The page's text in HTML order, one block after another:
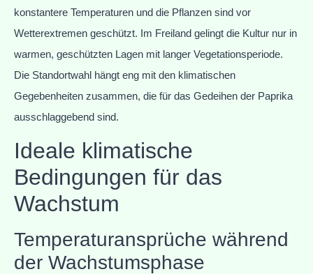
konstantere Temperaturen und die Pflanzen sind vor
Wetterextremen geschützt. Im Freiland gelingt die Kultur nur in
warmen, geschützten Lagen mit langer Vegetationsperiode.
Die Standortwahl hängt eng mit den klimatischen
Gegebenheiten zusammen, die für das Gedeihen der Paprika
ausschlaggebend sind.
Ideale klimatische
Bedingungen für das
Wachstum
Temperaturansprüche während
der Wachstumsphase